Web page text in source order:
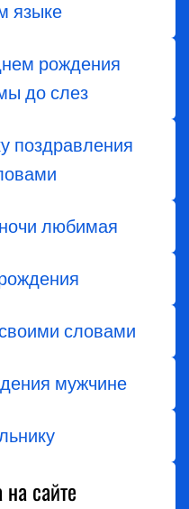
языке
​​рождения
до слез
поздравления
любимая
словами
мужчине
сайте